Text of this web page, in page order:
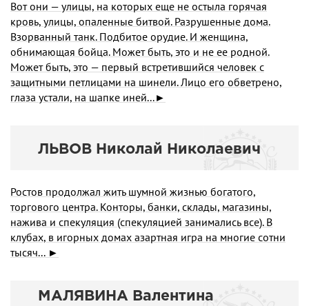
Вот они — улицы, на которых еще не остыла горячая
кровь, улицы, опаленные битвой. Разрушенные дома.
Взорванный танк. Подбитое орудие. И женщина,
обнимающая бойца. Может быть, это и не ее родной.
Может быть, это — первый встретившийся человек с
защитными петлицами на шинели. Лицо его обветрено,
глаза устали, на шапке иней...►
ЛЬВОВ Николай Николаевич
Ростов продолжал жить шумной жизнью богатого,
торгового центра. Конторы, банки, склады, магазины,
нажива и спекуляция (спекуляцией занимались все). В
клубах, в игорных домах азартная игра на многие сотни
тысяч... ►
МАЛЯВИНА Валентина